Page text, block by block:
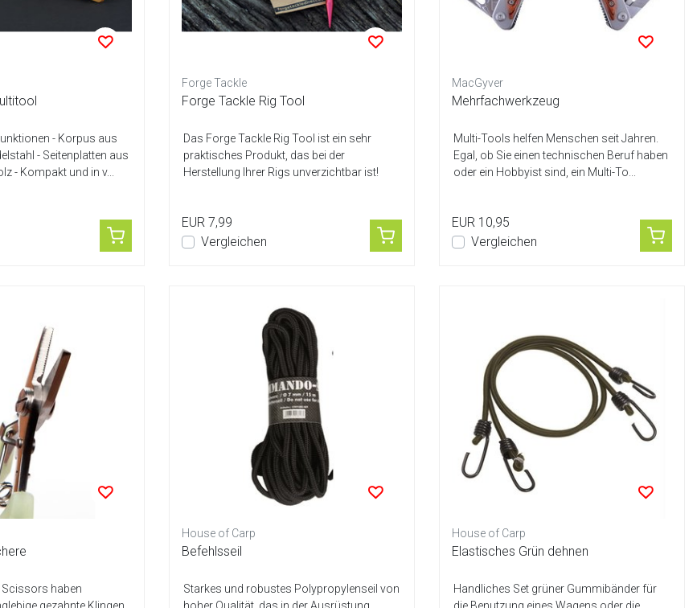
- Korpus aus
- Seitenplatten aus
- Kompakt und in v...
Forge Tackle
Forge Tackle Rig Tool
Das Forge Tackle Rig Tool ist ein sehr
praktisches Produkt, das bei der
Herstellung Ihrer Rigs unverzichtbar ist!
EUR 7,99
Vergleichen
MacGyver
Mehrfachwerkzeug
Multi-Tools helfen Menschen seit Jahren.
Egal, ob Sie einen technischen Beruf haben
oder ein Hobbyist sind, ein Multi-To...
EUR 10,95
Vergleichen
Scissors haben
House of Carp
Befehlsseil
Starkes und robustes Polypropylenseil von
House of Carp
Elastisches Grün dehnen
Handliches Set grüner Gummibänder für